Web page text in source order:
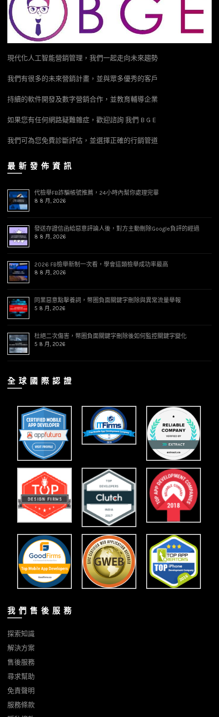
現代化人工智能營銷管理，我們一起走向未來趨勢
我們有很多的未來營銷計畫，並與眾多優秀的客戶
持續的軟件開發及數字營銷合作，並教育輔導企業
如果您有任何網路疑難雜症，歡迎諮詢 我們 B G E
我們可為您免費診斷評估，並選擇正確的行銷管道
最 新 發 佈 資 訊
代檢舉FB詐騙帳號推薦，24小時內幫你處理完畢
8 8 月, 2026
發送存證信函給惡意評論人後，對方主動刪除Google負評的經過
8 8 月, 2026
2026 FB檢舉新制一次看，學會這類檢舉成功率最高
8 8 月, 2026
同業惡意點擊養詞，幣圈負面關鍵字刪除與異常流量舉報
5 8 月, 2026
杜絕二次傷害，幣圈負面關鍵字刪除後如何監控關鍵字變化
5 8 月, 2026
全 球 國 際 認 證
我 們 售 後 服 務
探索知識
解決方案
售後服務
尋求幫助
免責聲明
服務條款